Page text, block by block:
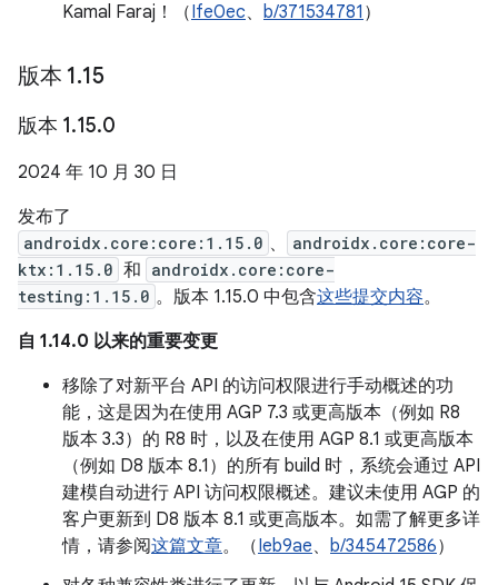
Kamal Faraj！（Ife0ec、 b/371534781 ）
版本 1.15
版本 1.15.0
2024 年 10 月 30 日
发布了
androidx.core:core:1.15.0 、
androidx.core:core-
ktx:1.15.0 和 androidx.core:core-
testing:1.15.0 。版本 1.15.0 中包含这些提交内容。
自 1.14.0 以来的重要变更
移除了对新平台 API 的访问权限进行手动概述的功
能，这是因为在使用 AGP 7.3 或更高版本（例如 R8
版本 3.3）的 R8 时，以及在使用 AGP 8.1 或更高版本
（例如 D8 版本 8.1）的所有 build 时，系统会通过 API
建模自动进行 API 访问权限概述。建议未使用 AGP 的
客户更新到 D8 版本 8.1 或更高版本。如需了解更多详
情，请参阅这篇文章。（Ieb9ae、 b/345472586）